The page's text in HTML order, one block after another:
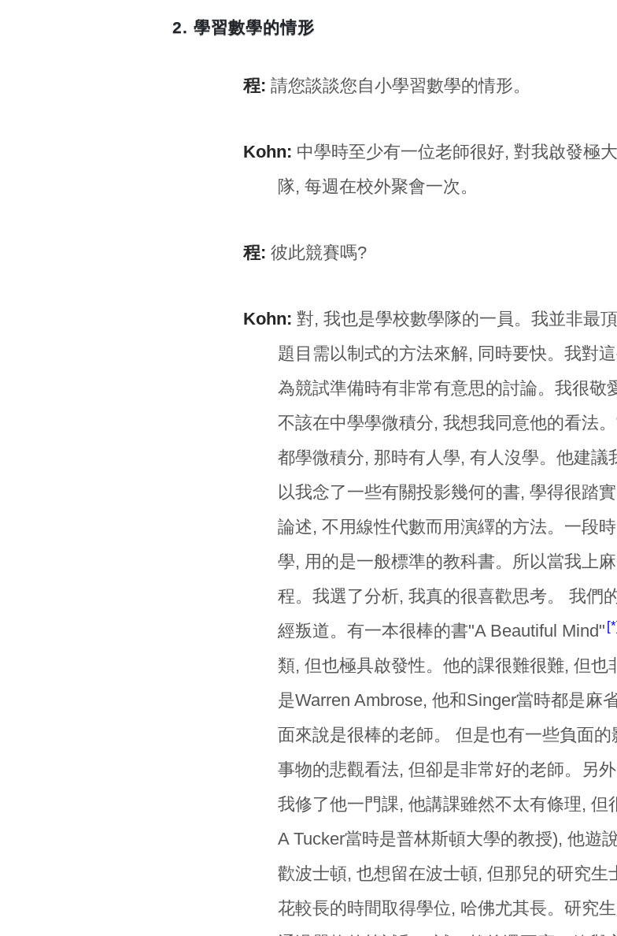
2. 學習數學的情形
程: 請您談談您自小學習數學的情形。
Kohn: 中學時至少有一位老師很好, 對我啟發極
隊, 每週在校外聚會一次。
程: 彼此競賽嗎?
Kohn: 對, 我也是學校數學隊的一員。我並非最
題目需以制式的方法來解, 同時要快。我對
為競試準備時有非常有意思的討論。我很敬
不該在中學學微積分, 我想我同意他的看法
都學微積分, 那時有人學, 有人沒學。他建
以我念了一些有關投影幾何的書, 學得很踏
論述, 不用線性代數而用演繹的方法。一段
學, 用的是一般標準的教科書。所以當我上
程。我選了分析, 我真的很喜歡思考。 我們
經叛道。有一本很棒的書"A Beautiful Mind" *
類, 但也極具啟發性。他的課很難很難, 但
是Warren Ambrose, 他和Singer當時都是麻
面來說是很棒的老師。 但是也有一些負面
事物的悲觀看法, 但卻是非常好的老師。另
我修了他一門課, 他講課雖然不太有條理, 但
A Tucker當時是普林斯頓大學的教授), 他遊
歡波士頓, 也想留在波士頓, 但那兒的研究
花較長的時間取得學位, 哈佛尤其長。研究